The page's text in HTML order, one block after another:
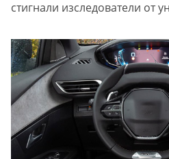
стигнали изследователи от